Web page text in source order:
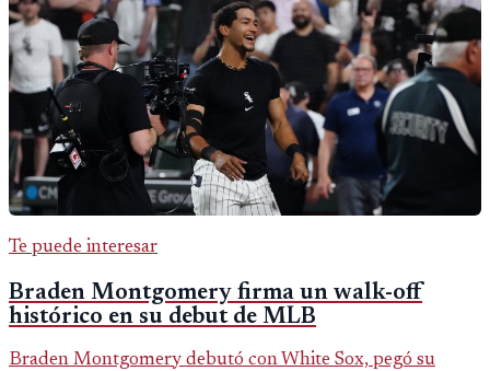
Te puede interesar
Braden Montgomery firma un walk-off
histórico en su debut de MLB
Braden Montgomery debutó con White Sox, pegó su